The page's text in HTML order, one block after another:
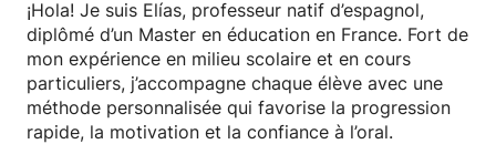
¡Hola! Je suis Elías, professeur natif d’espagnol,
diplômé d’un Master en éducation en France. Fort de
mon expérience en milieu scolaire et en cours
particuliers, j’accompagne chaque élève avec une
méthode personnalisée qui favorise la progression
rapide, la motivation et la confiance à l’oral.